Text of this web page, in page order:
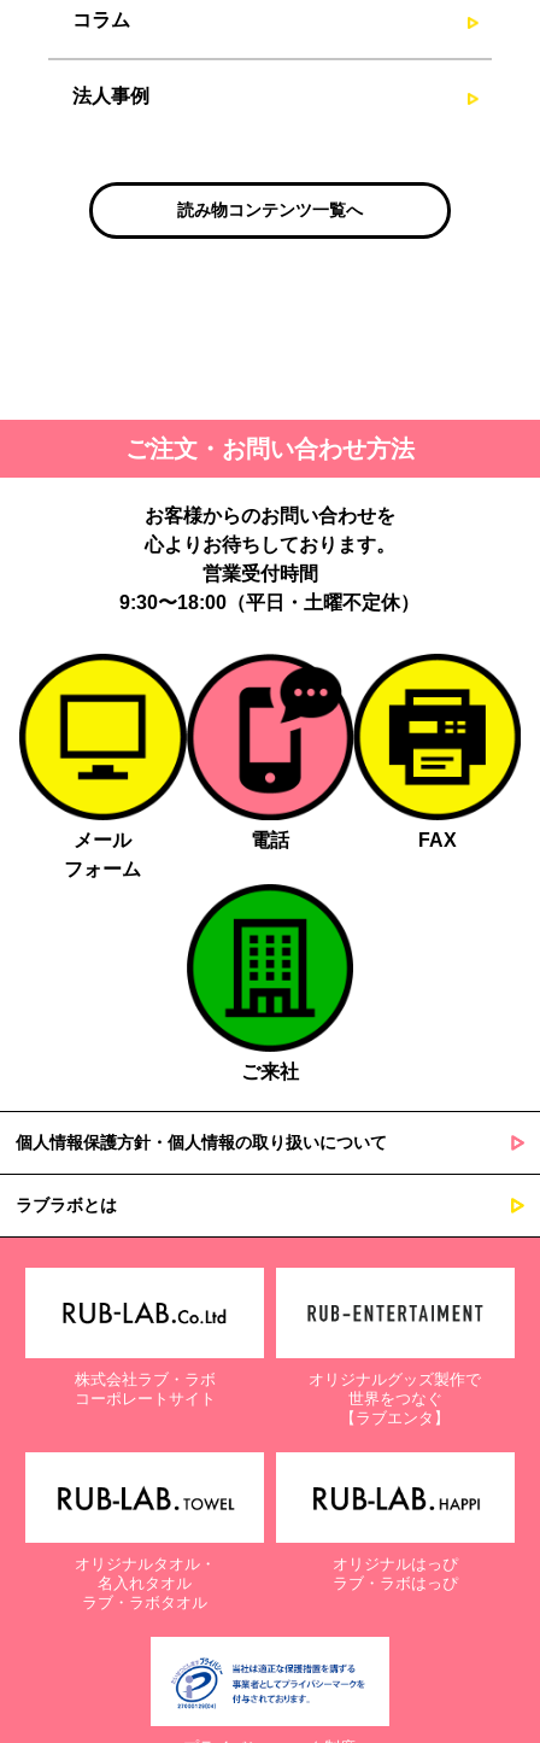
コラム
法人事例
読み物コンテンツ一覧へ
ご注文・お問い合わせ方法
お客様からのお問い合わせを
心よりお待ちしております。
営業受付時間
9:30〜18:00（平日・土曜不定休）
メール
フォーム
電話 FAX
ご来社
個人情報保護方針・個人情報の取り扱いについて
ラブラボとは
株式会社ラブ・ラボ
コーポレートサイト
オリジナルグッズ製作で
世界をつなぐ
【ラブエンタ】
オリジナルタオル・
名入れタオル
ラブ・ラボタオル
オリジナルはっぴ
ラブ・ラボはっぴ